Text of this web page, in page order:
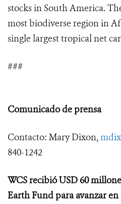
stocks in South America.
most biodiverse region in
single largest tropical net
###
Comunicado de prensa
Contacto: Mary Dixon,
840-1242
WCS recibió USD 60
Earth Fund para avanzar